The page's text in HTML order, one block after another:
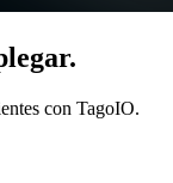
con TagoIO.